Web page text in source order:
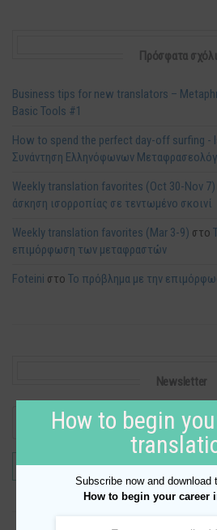
Πρόσφατα
Business tips for new translators –
Basic Tools #1
How to spend the perfect day-off surfing -
Συνάντηση Ελληνόφωνων
Weekly translation favorites (Oct 30-Nov 7)
άσκηση ισορροπίας σε τεντωμένο σκοινί
Weekly translation favorites (Mar 3-9) στο
επιμόρφωση των μεταφραστών
Foteini στο Το πρόβλημα με την
Newsletter
How to begin
Subscribe now and download
How to begin your career